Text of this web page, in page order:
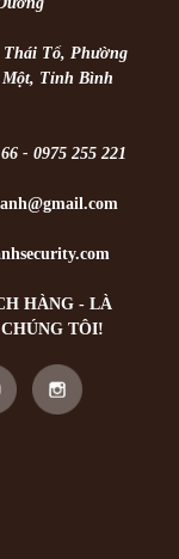
Tổ, Phường
Tỉnh Bình
- 0975 255 221
HÀNG - LÀ
TÔI!